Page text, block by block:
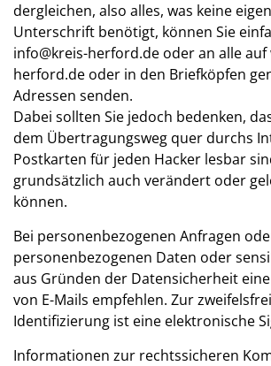
dergleichen, also alles, was keine
Unterschrift benötigt, können Sie
info@kreis-herford.de oder an alle auf
herford.de oder in den Briefköpfen
Adressen senden.
Dabei sollten Sie jedoch bedenken,
dem Übertragungsweg quer durchs
Postkarten für jeden Hacker lesbar
grundsätzlich auch verändert oder
können.
Bei personenbezogenen Anfragen
personenbezogenen Daten oder
aus Gründen der Datensicherheit
von E-Mails empfehlen. Zur
Identifizierung ist eine elektronische
Informationen zur rechtssicheren